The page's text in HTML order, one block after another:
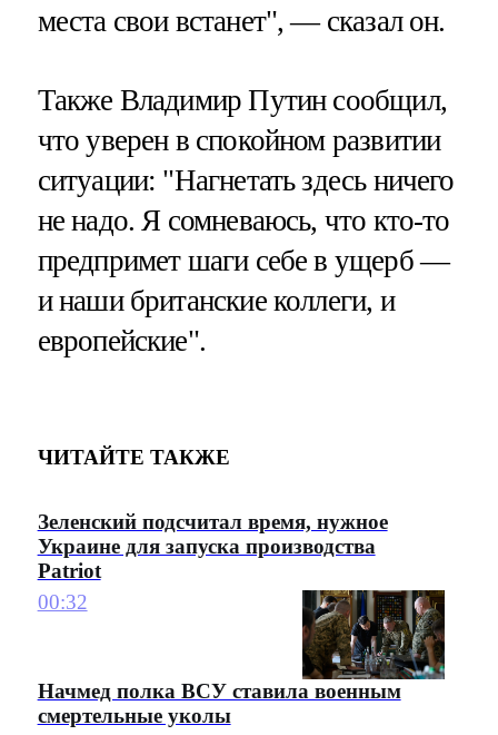
места свои встанет", — сказал он.
Также Владимир Путин сообщил,
что уверен в спокойном развитии
ситуации: "Нагнетать здесь ничего
не надо. Я сомневаюсь, что кто-то
предпримет шаги себе в ущерб —
и наши британские коллеги, и
европейские".
ЧИТАЙТЕ ТАКЖЕ
Зеленский подсчитал время, нужное
Украине для запуска производства
Patriot
00:32
Начмед полка ВСУ ставила военным
смертельные уколы